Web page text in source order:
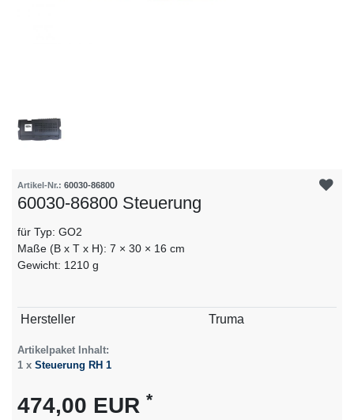
Artikel-Nr.: 60030-86800
60030-86800 Steuerung
für Typ: GO2
Maße (B x T x H): 7 × 30 × 16 cm
Gewicht: 1210 g
Technisches
Wert
Hersteller Truma
Artikelpaket Inhalt:
1 x Steuerung RH 1
474,00 EUR *